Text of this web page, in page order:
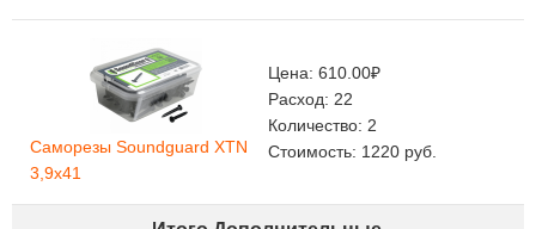
Саморезы Soundguard XTN
3,9х41
Цена: 610.00₽
Расход: 22
Количество: 2
Стоимость: 1220 руб.